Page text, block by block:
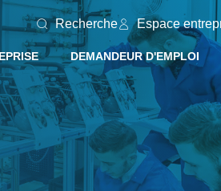
Recherche Espace
DEMANDEUR D'EMPLOI